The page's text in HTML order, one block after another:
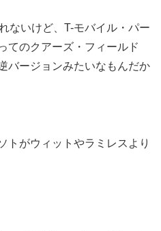
ないけど、T-モバイル・パー
てのクアーズ・フィールド
バージョンみたいなもんだか
トがウィットやラミレスより